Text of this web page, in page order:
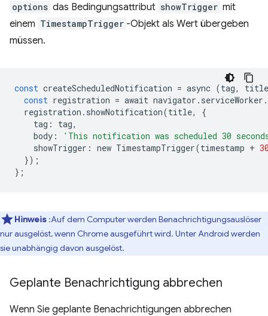
options das Bedingungsattribut showTrigger mit
einem TimestampTrigger -Objekt als Wert übergeben
müssen.
const createScheduledNotification = async (tag,
title
const registration = await navigator . serviceWorker .
registration . showNotification(title,
{
tag : tag,
body :
'This notification was scheduled 30
showTrigger : new TimestampTrigger(timestamp +
});
};
Hinweis :Auf dem Computer werden Benachrichtigungsauslöser
nur ausgelöst, wenn Chrome ausgeführt wird. Unter Android werden
sie unabhängig davon ausgelöst.
Geplante Benachrichtigung abbrechen
Wenn Sie geplante Benachrichtigungen abbrechen